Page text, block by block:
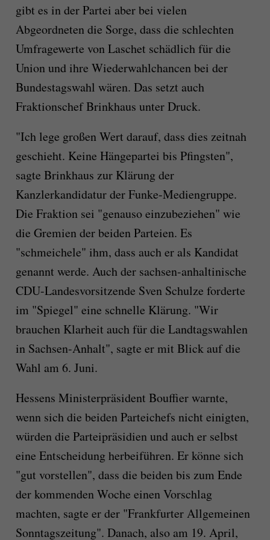
gibt es in der Partei aber bei vielen
Abgeordneten die Sorge, dass die schlechten
Umfragewerte von Laschet schädlich für die
Union und ihre Wiederwahlchancen bei der
Bundestagswahl wären. Das setzt auch
Fraktionschef Brinkhaus unter Druck.
"Ich lege großen Wert darauf, dass dies zeitnah
geschieht. Keine Hängepartei bis Pfingsten",
sagte Brinkhaus zur Klärung der
Kanzlerkandidatur der Funke-Mediengruppe.
Die Fraktion sei "genauso einzubeziehen" wie
die Gremien der beiden Parteien. Es
"schmeichele" ihm, dass auch er als Kandidat
genannt werde. Auch der sachsen-anhaltinische
CDU-Landesvorsitzende Sven Schulze forderte
im "Spiegel" eine schnelle Klärung. "Wir
brauchen Klarheit auch für die Landtagswahlen
in Sachsen-Anhalt", sagte er mit Blick auf die
Wahl am 6. Juni.
Hessens Ministerpräsident Bouffier warnte,
wenn sich die beiden Parteichefs nicht einigten,
würden die Parteipräsidien und auch er selbst
eine Entscheidung herbeiführen. Er könne sich
"gut vorstellen", dass die beiden bis zum Ende
der kommenden Woche einen Vorschlag
machten, sagte er der "Frankfurter Allgemeinen
Sonntagszeitung". Danach, also am 19. April,